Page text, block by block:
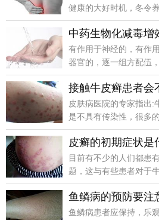
健康的大好时机，冬令
年体质就能增强。所以
服用膏方的习惯。
中药生物化减毒增
有作用于神经的，有作
器官的，逐一组方配伍
剂，既强化了有效成分
生毒副作用的部。
接触牛皮癣患者会
皮肤病医院的专家指出:
是不具有传染性，很多
混淆，牛皮癣病变虽颜
长，是一种慢性炎症性皮
皮癣的初期症状是
目前有不少的人们都患
题，这与有些患者对于
的了解，治疗时间晚是
鱼鳞病的预防要注
鱼鳞病患者应保持，乐